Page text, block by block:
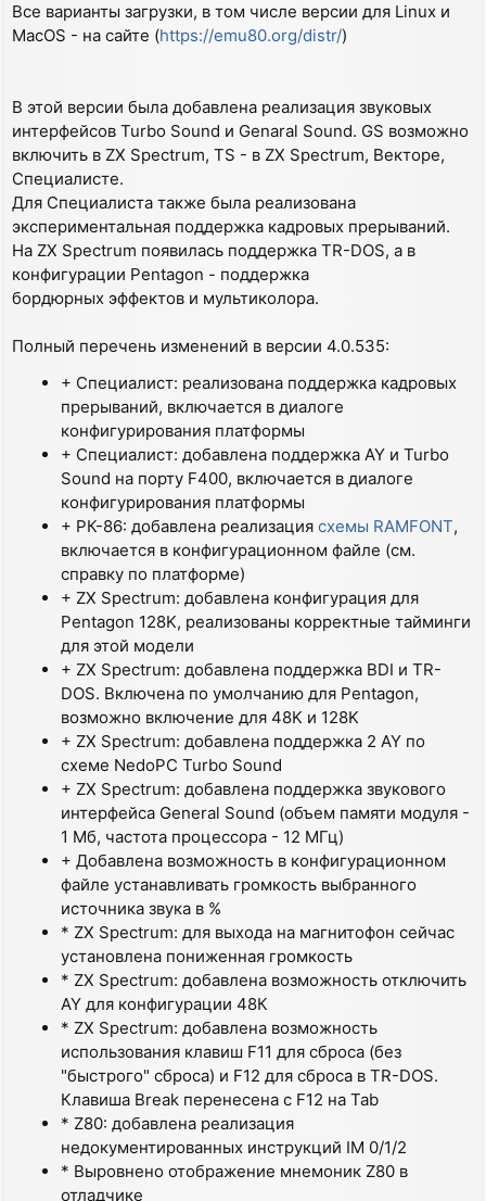
Все варианты загрузки, в том числе версии для Linux и
MacOS - на сайте (https://emu80.org/distr/)
В этой версии была добавлена реализация звуковых
интерфейсов Turbo Sound и Genaral Sound. GS возможно
включить в ZX Spectrum, TS - в ZX Spectrum, Векторе,
Специалисте.
Для Специалиста также была реализована
экспериментальная поддержка кадровых прерываний.
На ZX Spectrum появилась поддержка TR-DOS, а в
конфигурации Pentagon - поддержка
бордюрных эффектов и мультиколора.
Полный перечень изменений в версии 4.0.535:
+ Специалист: реализована поддержка кадровых
прерываний, включается в диалоге
конфигурирования платформы
+ Специалист: добавлена поддержка AY и Turbo
Sound на порту F400, включается в диалоге
конфигурирования платформы
+ РК-86: добавлена реализация схемы RAMFONT,
включается в конфигурационном файле (см.
справку по платформе)
+ ZX Spectrum: добавлена конфигурация для
Pentagon 128K, реализованы корректные тайминги
для этой модели
+ ZX Spectrum: добавлена поддержка BDI и TR-
DOS. Включена по умолчанию для Pentagon,
возможно включение для 48K и 128K
+ ZX Spectrum: добавлена поддержка 2 AY по
схеме NedoPC Turbo Sound
+ ZX Spectrum: добавлена поддержка звукового
интерфейса General Sound (объем памяти модуля -
1 Мб, частота процессора - 12 МГц)
+ Добавлена возможность в конфигурационном
файле устанавливать громкость выбранного
источника звука в %
* ZX Spectrum: для выхода на магнитофон сейчас
установлена пониженная громкость
* ZX Spectrum: добавлена возможность отключить
AY для конфигурации 48К
* ZX Spectrum: добавлена возможность
использования клавиш F11 для сброса (без
"быстрого" сброса) и F12 для сброса в TR-DOS.
Клавиша Break перенесена с F12 на Tab
* Z80: добавлена реализация
недокументированных инструкций IM 0/1/2
* Выровнено отображение мнемоник Z80 в
отладчике